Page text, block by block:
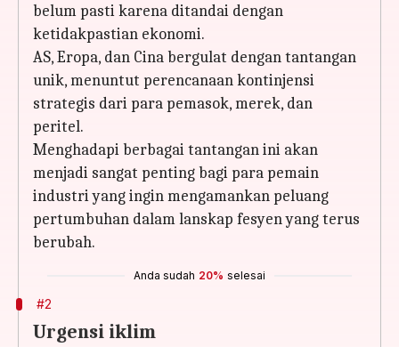
belum pasti karena ditandai dengan
ketidakpastian ekonomi.
AS, Eropa, dan Cina bergulat dengan tantangan
unik, menuntut perencanaan kontinjensi
strategis dari para pemasok, merek, dan
peritel.
Menghadapi berbagai tantangan ini akan
menjadi sangat penting bagi para pemain
industri yang ingin mengamankan peluang
pertumbuhan dalam lanskap fesyen yang terus
berubah.
Anda sudah 20% selesai
#2
Urgensi iklim